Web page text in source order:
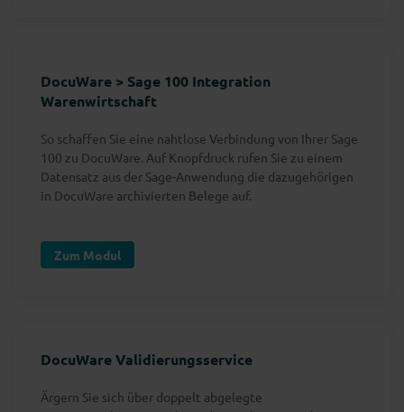
DocuWare > Sage 100 Integration
Warenwirtschaft
So schaffen Sie eine nahtlose Verbindung von Ihrer Sage
100 zu DocuWare. Auf Knopfdruck rufen Sie zu einem
Datensatz aus der Sage-Anwendung die dazugehörigen
in DocuWare archivierten Belege auf.
Zum Modul
DocuWare Validierungsservice
Ärgern Sie sich über doppelt abgelegte